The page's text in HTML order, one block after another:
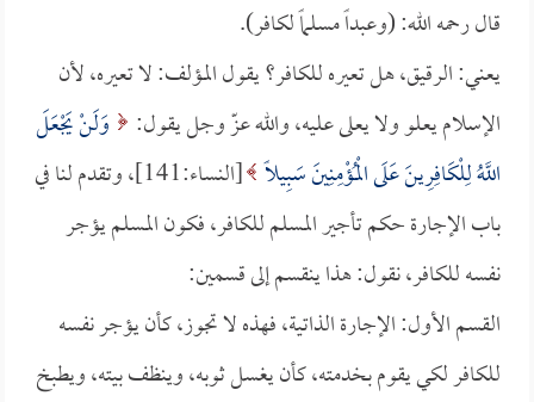
قال رحمه الله: (وعبداً مسلماً لكافر).
يعني: الرقيق، هل تعيره للكافر؟ يقول المؤلف: لا تعيره، لأن
الإسلام يعلو ولا يعلى عليه، والله عزّ وجل يقول:
وَلَنْ يَجْعَلَ
اللَّهُ لِلْكَافِرِينَ عَلَى الْمُؤْمِنِينَ سَبِيلًا
[النساء:141]، وتقدم لنا في
باب الإجارة حكم تأجير المسلم للكافر، فكون المسلم يؤجر
نفسه للكافر، نقول: هذا ينقسم إلى قسمين:
القسم الأول: الإجارة الذاتية، فهذه لا تجوز، كأن يؤجر نفسه
للكافر لكي يقوم بخدمته، كأن يغسل ثوبه، وينظف بيته، ويطبخ